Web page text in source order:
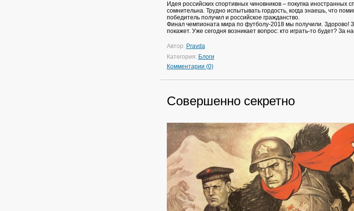
Идея российских спортивных чиновников – покупка иностранных
сомнительна. Трудно испытывать гордость, когда знаешь, что
победитель получил и российское гражданство.
Финал чемпионата мира по футболу-2018 мы получили. Здорово!
покажет. Уже сегодня возникает вопрос: кто играть-то будет? За
Автор: Pravda
Категория: Блоги
Комментарии (0)
Совершенно секретно